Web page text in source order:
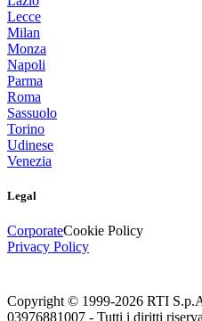
Lecce
Milan
Monza
Napoli
Parma
Roma
Sassuolo
Torino
Udinese
Venezia
Legal
CorporateCookie Policy
Privacy Policy
Copyright © 1999-2026 RTI
03976881007 - Tutti i diritti